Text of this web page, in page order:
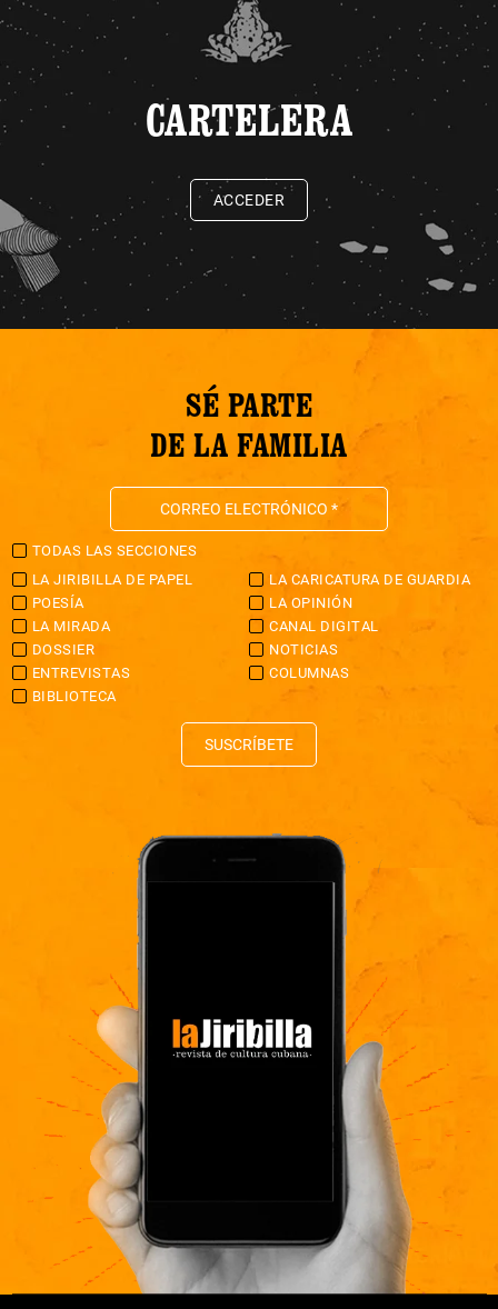
CARTELERA
ACCEDER
SÉ PARTE
DE LA FAMILIA
TODAS LAS SECCIONES
LA JIRIBILLA DE PAPEL
LA CARICATURA DE GUARDIA
POESÍA
LA OPINIÓN
LA MIRADA
CANAL DIGITAL
DOSSIER
NOTICIAS
ENTREVISTAS
COLUMNAS
BIBLIOTECA
SUSCRÍBETE